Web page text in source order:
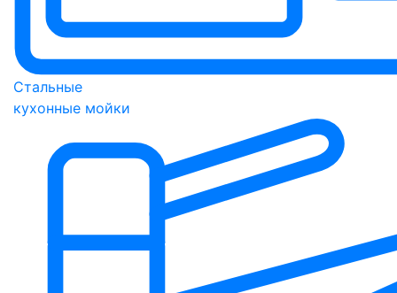
Стальные
кухонные мойки